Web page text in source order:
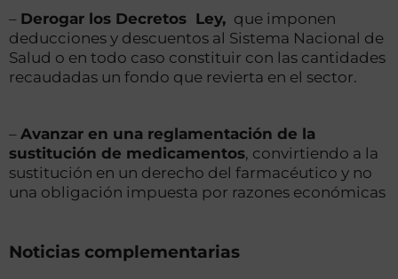
– Derogar los Decretos Ley, que imponen
deducciones y descuentos al Sistema Nacional de
Salud o en todo caso constituir con las cantidades
recaudadas un fondo que revierta en el sector.
– Avanzar en una reglamentación de la
sustitución de medicamentos, convirtiendo a la
sustitución en un derecho del farmacéutico y no
una obligación impuesta por razones económicas
Noticias complementarias